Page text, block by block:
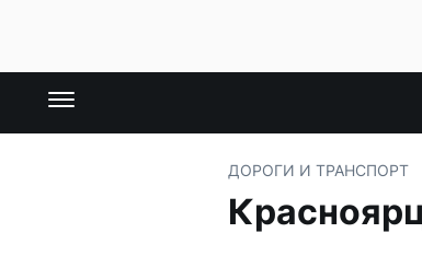
ДОРОГИ И ТРАНСПОРТ